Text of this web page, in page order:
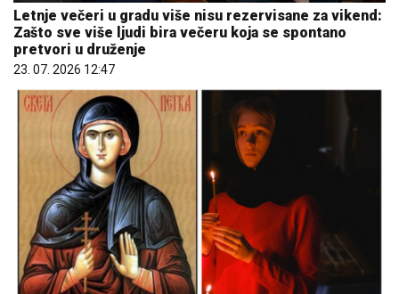
Letnje večeri u gradu više nisu rezervisane za vikend:
Zašto sve više ljudi bira večeru koja se spontano
pretvori u druženje
23. 07. 2026 12:47